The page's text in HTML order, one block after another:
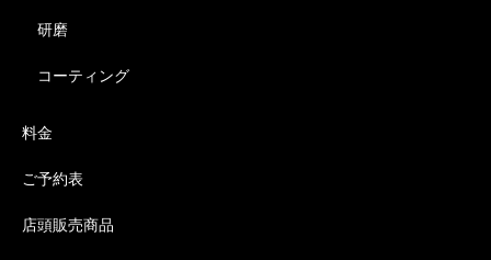
研磨
コーティング
料金
ご予約表
店頭販売商品